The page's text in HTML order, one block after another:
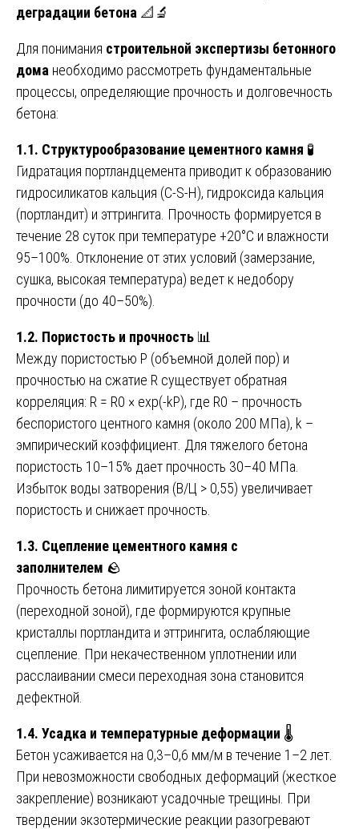
деградации бетона 📐🔬
Для понимания строительной экспертизы бетонного
дома необходимо рассмотреть фундаментальные
процессы, определяющие прочность и долговечность
бетона:
1.1. Структурообразование цементного камня 🧪
Гидратация портландцемента приводит к образованию
гидросиликатов кальция (C-S-H), гидроксида кальция
(портландит) и эттрингита. Прочность формируется в
течение 28 суток при температуре +20°C и влажности
95–100%. Отклонение от этих условий (замерзание,
сушка, высокая температура) ведет к недобору
прочности (до 40–50%).
1.2. Пористость и прочность 📊
Между пористостью P (объемной долей пор) и
прочностью на сжатие R существует обратная
корреляция: R = R0 × exp(-kP), где R0 – прочность
беспористого центного камня (около 200 МПа), k –
эмпирический коэффициент. Для тяжелого бетона
пористость 10–15% дает прочность 30–40 МПа.
Избыток воды затворения (В/Ц > 0,55) увеличивает
пористость и снижает прочность.
1.3. Сцепление цементного камня с
заполнителем 🪨
Прочность бетона лимитируется зоной контакта
(переходной зоной), где формируются крупные
кристаллы портландита и эттрингита, ослабляющие
сцепление. При некачественном уплотнении или
расслаивании смеси переходная зона становится
дефектной.
1.4. Усадка и температурные деформации 🌡️
Бетон усаживается на 0,3–0,6 мм/м в течение 1–2 лет.
При невозможности свободных деформаций (жесткое
закрепление) возникают усадочные трещины. При
твердении экзотермические реакции разогревают